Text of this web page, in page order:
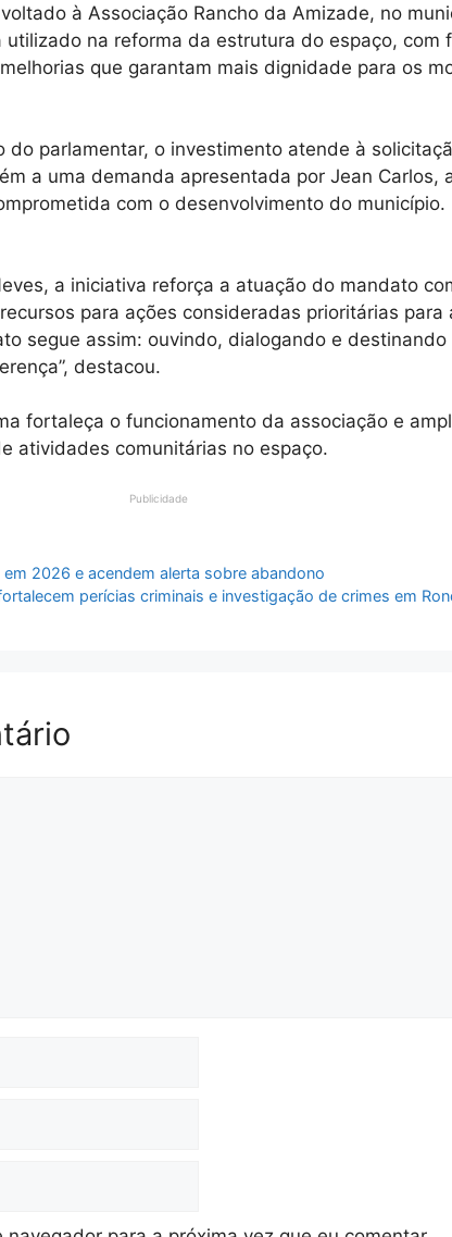
à Associação Rancho da Amizade, no
utilizado na reforma da estrutura do espaço, com
que garantam mais dignidade para os
do parlamentar, o investimento atende à
a uma demanda apresentada por Jean Carlos,
com o desenvolvimento do município.
a iniciativa reforça a atuação do mandato
para ações consideradas prioritárias para
segue assim: ouvindo, dialogando e destinando
destacou.
fortaleça o funcionamento da associação e
atividades comunitárias no espaço.
Publicidade
2026 e acendem alerta sobre abandono
perícias criminais e investigação de crimes em